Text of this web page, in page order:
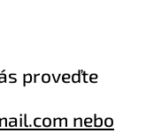
proveďte
nebo